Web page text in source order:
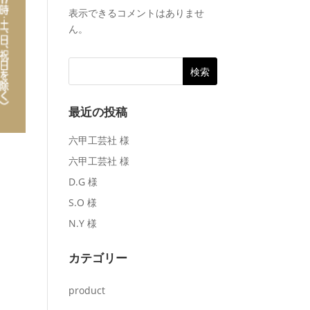
表示できるコメントはありませ
ん。
最近の投稿
六甲工芸社 様
六甲工芸社 様
D.G 様
S.O 様
N.Y 様
カテゴリー
product